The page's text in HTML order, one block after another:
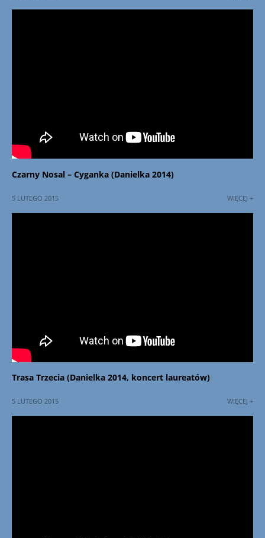
Czarny Nosal – Cyganka (Danielka 2014)
5 LUTEGO 2015 WIĘCEJ +
Trasa Trzecia (Danielka 2014, koncert laureatów)
5 LUTEGO 2015 WIĘCEJ +